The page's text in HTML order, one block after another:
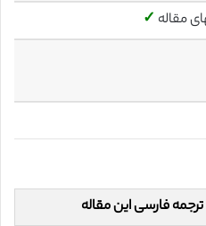
مقاله ✓
فارسی این مقاله